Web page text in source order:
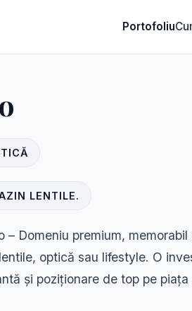
Portofoliu
LENTILE.
– Domeniu premium,
optică sau lifestyle. O
și poziționare de top pe